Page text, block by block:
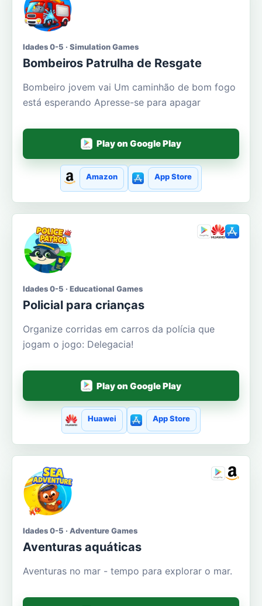
Idades 0-5 · Simulation Games
Bombeiros Patrulha de Resgate
Bombeiro jovem vai Um caminhão de bom fogo
está esperando Apresse-se para apagar
Play on Google Play
Amazon App Store
Idades 0-5 · Educational Games
Policial para crianças
Organize corridas em carros da polícia que
jogam o jogo: Delegacia!
Play on Google Play
Huawei App Store
Idades 0-5 · Adventure Games
Aventuras aquáticas
Aventuras no mar - tempo para explorar o mar.